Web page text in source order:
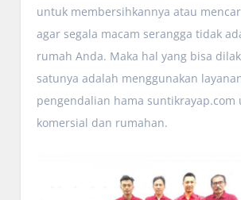
untuk membersihkannya atau
agar segala macam serangga tidak
rumah Anda. Maka hal yang bisa
satunya adalah menggunakan
pengendalian hama suntikrayap.com
komersial dan rumahan.